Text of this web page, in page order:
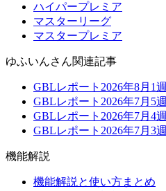
ハイパープレミア
マスターリーグ
マスタープレミア
ゆふいんさん関連記事
GBLレポート2026年8月1週
GBLレポート2026年7月5週
GBLレポート2026年7月4週
GBLレポート2026年7月3週
機能解説
機能解説と使い方まとめ